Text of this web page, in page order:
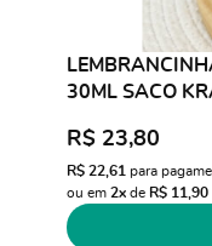
30ML SACO
R$ 23,80
R$ 22,61 para
ou em 2x de R$ 11,90